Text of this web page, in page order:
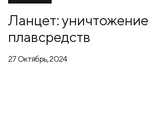
Ланцет: уничтожение
плавсредств
27 Октябрь, 2024